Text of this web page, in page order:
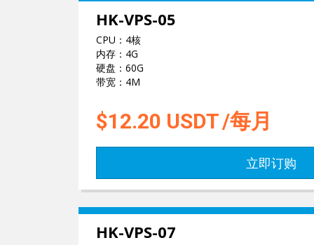
HK-VPS-05
CPU：4核
内存：4G
硬盘：60G
带宽：4M
$12.20 USDT/每月
立即订购
HK-VPS-07